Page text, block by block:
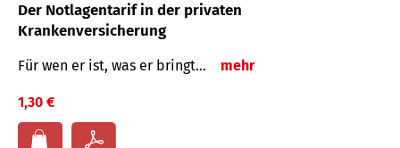
Der Notlagentarif in der privaten
Krankenversicherung
Für wen er ist, was er bringt… mehr
1,30 €